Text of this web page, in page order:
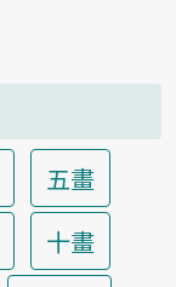
五畫
十畫